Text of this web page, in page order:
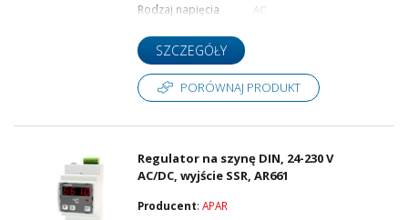
Rodzaj napięcia AC
SZCZEGÓŁY
PORÓWNAJ PRODUKT
Regulator na szynę DIN, 24-230 V
AC/DC, wyjście SSR, AR661
Producent:APAR